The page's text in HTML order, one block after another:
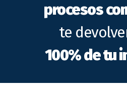
procesos
te
100% de tu